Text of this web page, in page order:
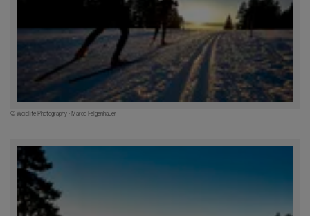
© Woidlife Photography - Marco Felgenhauer